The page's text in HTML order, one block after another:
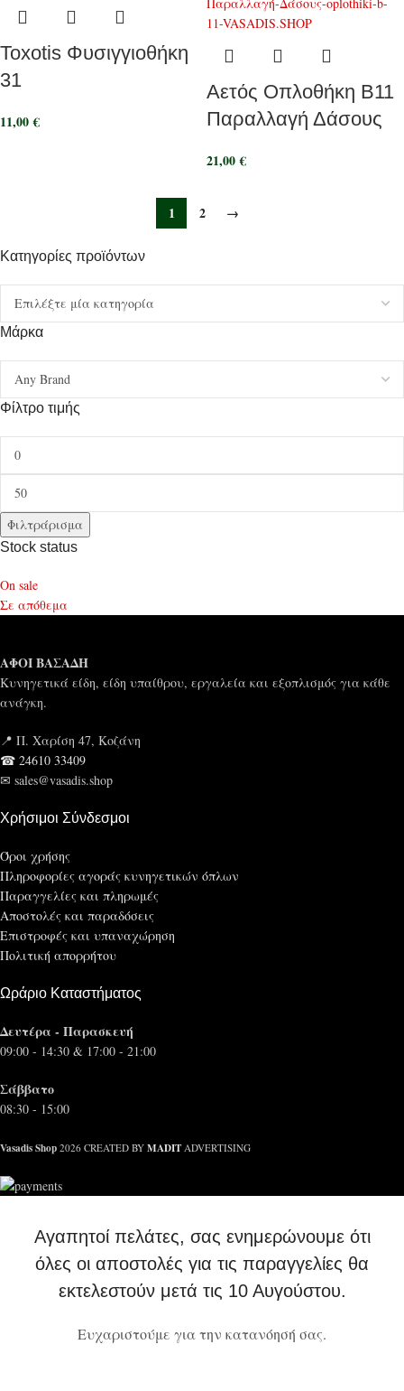
Κατηγορίες προϊόντων
Μάρκα
Φίλτρο τιμής
Φιλτράρισμα
Stock status
On sale
Σε απόθεμα
Toxotis Φυσιγγιοθήκη
31
11,00€
Αετός Οπλοθήκη B11
Παραλλαγή Δάσους
21,00€
1 2 →
ΑΦΟΙ ΒΑΣΑΔΗ
Κυνηγετικά είδη, είδη υπαίθρου, εργαλεία και εξοπλισμός για κάθε
ανάγκη.
📍 Π. Χαρίση 47, Κοζάνη
☎ 24610 33409
✉ sales@vasadis.shop
Χρήσιμοι Σύνδεσμοι
Όροι χρήσης
Πληροφορίες αγοράς κυνηγετικών όπλων
Παραγγελίες και πληρωμές
Αποστολές και παραδόσεις
Επιστροφές και υπαναχώρηση
Πολιτική απορρήτου
Ωράριο Καταστήματος
Δευτέρα - Παρασκευή
09:00 - 14:30 & 17:00 - 21:00
Σάββατο
08:30 - 15:00
Vasadis Shop 2026 CREATED BY MADIT ADVERTISING
Αγαπητοί πελάτες, σας ενημερώνουμε ότι
όλες οι αποστολές για τις παραγγελίες θα
εκτελεστούν μετά τις 10 Αυγούστου.
Ευχαριστούμε για την κατανόησή σας.